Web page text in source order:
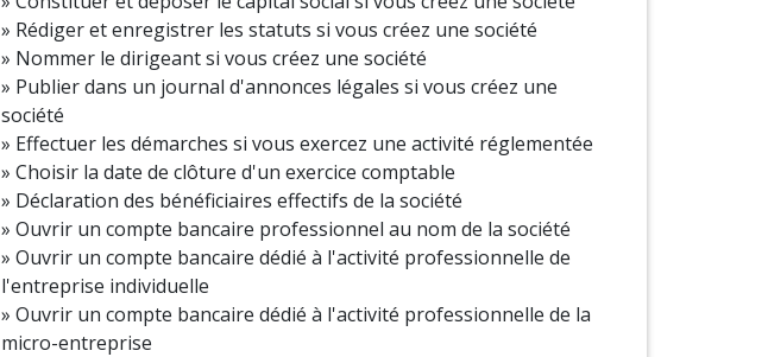
Rédiger et enregistrer les statuts si vous créez une société
Nommer le dirigeant si vous créez une société
Publier dans un journal d'annonces légales si vous créez une
société
Effectuer les démarches si vous exercez une activité réglementée
Choisir la date de clôture d'un exercice comptable
Déclaration des bénéficiaires effectifs de la société
Ouvrir un compte bancaire professionnel au nom de la société
Ouvrir un compte bancaire dédié à l'activité professionnelle de
l'entreprise individuelle
Ouvrir un compte bancaire dédié à l'activité professionnelle de la
micro-entreprise